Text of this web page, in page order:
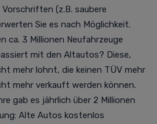
(z.B. saubere
Sie es nach Möglichkeit.
ca. 3 Millionen Neufahrzeuge
mit den Altautos? Diese,
mehr lohnt, die keinen TÜV mehr
mehr verkauft werden können.
gab es jährlich über 2 Millionen
Alte Autos kostenlos